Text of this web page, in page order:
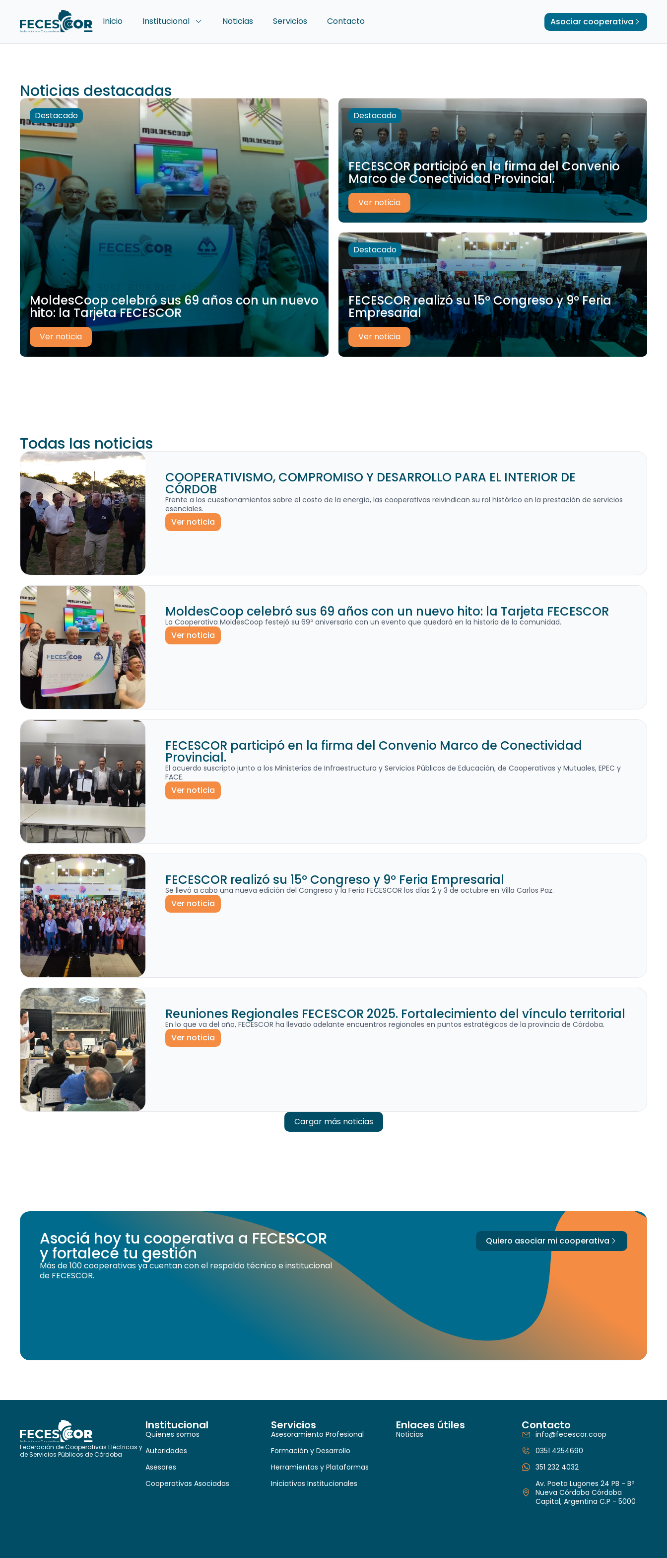
Inicio Institucional Noticias Servicios Contacto Asociar cooperativa
Noticias destacadas
MoldesCoop celebró sus 69 años con un nuevo
hito: la Tarjeta FECESCOR
Ver noticia
Destacado
FECESCOR participó en la firma del Convenio
Marco de Conectividad Provincial.
Ver noticia
Destacado
FECESCOR realizó su 15º Congreso y 9º Feria
Empresarial
Ver noticia
Destacado
Todas las noticias
COOPERATIVISMO, COMPROMISO Y DESARROLLO PARA EL INTERIOR DE
CÓRDOB
Frente a los cuestionamientos sobre el costo de la energía, las cooperativas reivindican su rol histórico en la prestación de servicios
esenciales.
Ver noticia
MoldesCoop celebró sus 69 años con un nuevo hito: la Tarjeta FECESCOR
La Cooperativa MoldesCoop festejó su 69º aniversario con un evento que quedará en la historia de la comunidad.
Ver noticia
FECESCOR participó en la firma del Convenio Marco de Conectividad
Provincial.
El acuerdo suscripto junto a los Ministerios de Infraestructura y Servicios Públicos de Educación, de Cooperativas y Mutuales, EPEC y
FACE.
Ver noticia
FECESCOR realizó su 15º Congreso y 9º Feria Empresarial
Se llevó a cabo una nueva edición del Congreso y la Feria FECESCOR los días 2 y 3 de octubre en Villa Carlos Paz.
Ver noticia
Reuniones Regionales FECESCOR 2025. Fortalecimiento del vínculo territorial
En lo que va del año, FECESCOR ha llevado adelante encuentros regionales en puntos estratégicos de la provincia de Córdoba.
Ver noticia
Cargar más noticias
Asociá hoy tu cooperativa a FECESCOR
y fortalecé tu gestión
Más de 100 cooperativas ya cuentan con el respaldo técnico e institucional
de FECESCOR.
Quiero asociar mi cooperativa
Federación de Cooperativas Eléctricas y
de Servicios Públicos de Córdoba
Institucional
Quienes somos
Autoridades
Asesores
Cooperativas Asociadas
Servicios
Asesoramiento Profesional
Formación y Desarrollo
Herramientas y Plataformas
Iniciativas Institucionales
Enlaces útiles
Noticias
Contacto
info@fecescor.coop
0351 4254690
351 232 4032
Av. Poeta Lugones 24 PB - Bº
Nueva Córdoba Córdoba
Capital, Argentina C.P - 5000